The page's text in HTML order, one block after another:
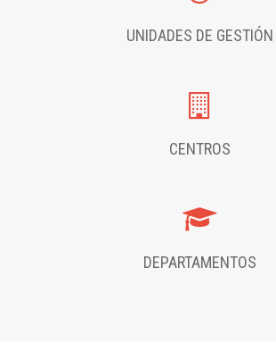
UNIDADES DE GESTIÓN
CENTROS
DEPARTAMENTOS